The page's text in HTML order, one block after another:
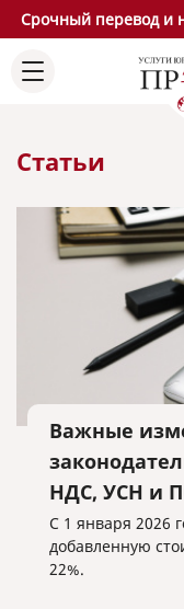
Срочный перевод и
Статьи
Важные
НДС, УСН и
С 1 января 2026
добавленную
22%.